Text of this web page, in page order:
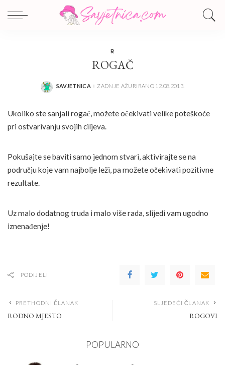
R
ROGAČ
POSTED
SAVJETNICA ZADNJE AŽURIRANO 12.08.2013.
Ukoliko ste sanjali rogač, možete očekivati velike poteškoće
pri ostvarivanju svojih ciljeva.
Pokušajte se baviti samo jednom stvari, aktivirajte se na
području koje vam najbolje leži, pa možete očekivati pozitivne
rezultate.
Uz malo dodatnog truda i malo više rada, slijedi vam ugodno
iznenađenje!
PODIJELI
PRETHODNI ČLANAK
RODNO MJESTO
SLJEDEĆI ČLANAK
ROGOVI
POPULARNO